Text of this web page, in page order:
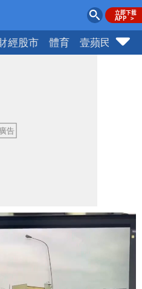
經股市 體育 壹蘋民調